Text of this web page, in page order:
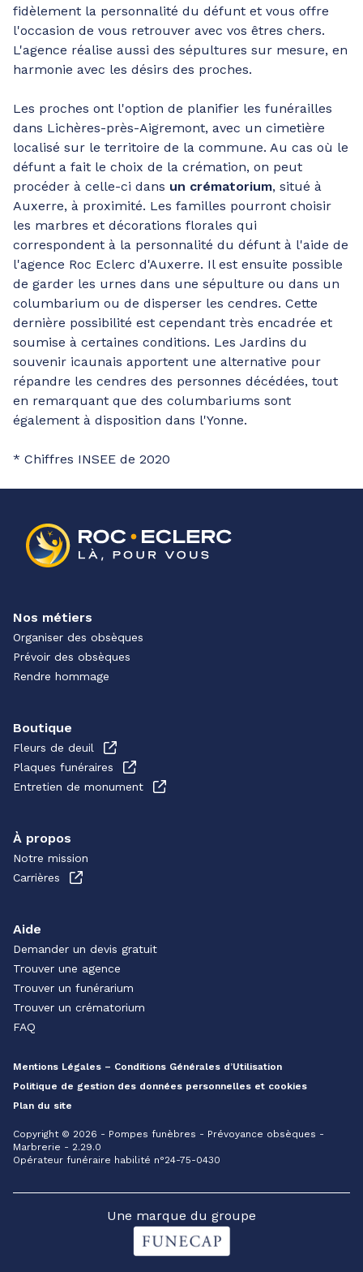
fidèlement la personnalité du défunt et vous offre
l'occasion de vous retrouver avec vos êtres chers.
L'agence réalise aussi des sépultures sur mesure, en
harmonie avec les désirs des proches.
Les proches ont l'option de planifier les funérailles
dans Lichères-près-Aigremont, avec un cimetière
localisé sur le territoire de la commune. Au cas où le
défunt a fait le choix de la crémation, on peut
procéder à celle-ci dans un crématorium, situé à
Auxerre, à proximité. Les familles pourront choisir
les marbres et décorations florales qui
correspondent à la personnalité du défunt à l'aide de
l'agence Roc Eclerc d'Auxerre. Il est ensuite possible
de garder les urnes dans une sépulture ou dans un
columbarium ou de disperser les cendres. Cette
dernière possibilité est cependant très encadrée et
soumise à certaines conditions. Les Jardins du
souvenir icaunais apportent une alternative pour
répandre les cendres des personnes décédées, tout
en remarquant que des columbariums sont
également à disposition dans l'Yonne.
* Chiffres INSEE de 2020
Nos métiers
Organiser des obsèques
Prévoir des obsèques
Rendre hommage
Boutique
Fleurs de deuil
Plaques funéraires
Entretien de monument
À propos
Notre mission
Carrières
Aide
Demander un devis gratuit
Trouver une agence
Trouver un funérarium
Trouver un crématorium
FAQ
Mentions Légales – Conditions Générales d’Utilisation
Politique de gestion des données personnelles et cookies
Plan du site
Copyright © 2026 - Pompes funèbres - Prévoyance obsèques -
Marbrerie - 2.29.0
Opérateur funéraire habilité n°24-75-0430
Une marque du groupe